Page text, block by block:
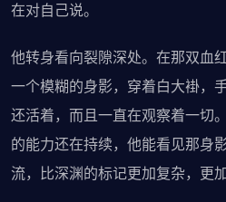
在对自己说。
他转身看向裂隙深处。在那双血
一个模糊的身影，穿着白大褂，
还活着，而且一直在观察着一切
的能力还在持续，他能看见那身
流，比深渊的标记更加复杂，更加